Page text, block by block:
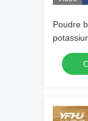
Poudre
texture